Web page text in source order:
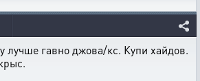
лучше гавно джова/кс. Купи хайдов.